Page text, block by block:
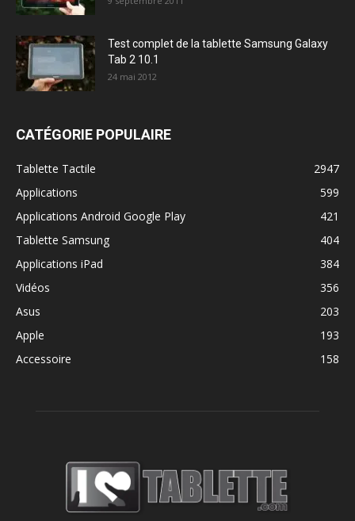
Test complet de la tablette Samsung Galaxy
Tab 2 10.1
24 mai 2012
CATÉGORIE POPULAIRE
Tablette Tactile
2947
Applications
599
Applications Android Google Play
421
Tablette Samsung
404
Applications iPad
384
Vidéos
356
Asus
203
Apple
193
Accessoire
158